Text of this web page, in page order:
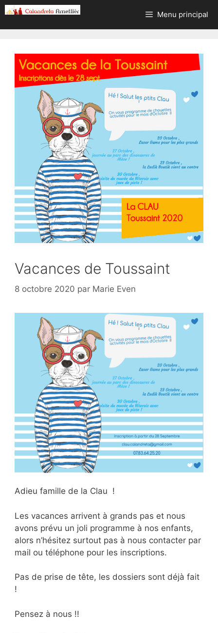
Aller
au
contenu
Menu principal
Vacances de Toussaint
8 octobre 2020 par Marie Even
Adieu famille de la Clau !
Les vacances arrivent à grands pas et nous
avons prévu un joli programme à nos enfants,
alors n’hésitez surtout pas à nous contacter par
mail ou téléphone pour les inscriptions.
Pas de prise de tête, les dossiers sont déjà fait
!
Pensez à nous !!